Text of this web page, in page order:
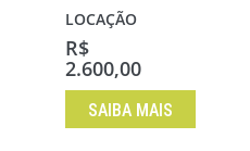
LOCAÇÃO
R$
2.600,00
SAIBA MAIS